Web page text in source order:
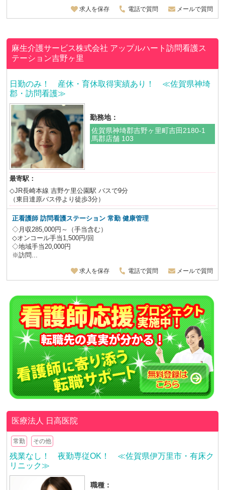
求人を保存 電話で質問 メールで質問
麻生介護サービス株式会社 アップルハート訪問看護ス
テーション吉野ヶ里
日勤のみ！ 産休・育休取得実績あり！ ≪佐賀県神埼
郡・訪問看護≫
勤務地：
佐賀県神埼郡吉野ヶ里町吉田2180-1
馬郡店舗 103
最寄駅：
◇JR長崎本線 吉野ケ里公園駅 バスで9分
（東目達原バス停より徒歩3分）
正看護師 訪問看護ステーション 常勤 健康管理
◇月収285,000円～（手当含む）
◇オンコール手当1,500円/回
◇地域手当20,000円
※訪問...
求人を保存 電話で質問 メールで質問
医療法人 日高医院
常勤 その他
残業なし！ 夜勤専従OK！ ≪佐賀県伊万里市・有床ク
リニック≫
職種：